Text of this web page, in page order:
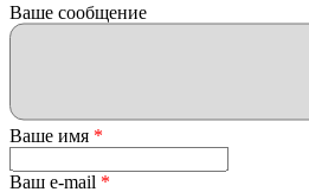
Ваше сообщение
Ваше имя *
Ваш e-mail *